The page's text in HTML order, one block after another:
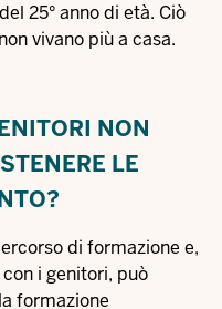
25° anno di età. Ciò
vivano più a casa.
NON
LE
di formazione e,
i genitori, può
formazione